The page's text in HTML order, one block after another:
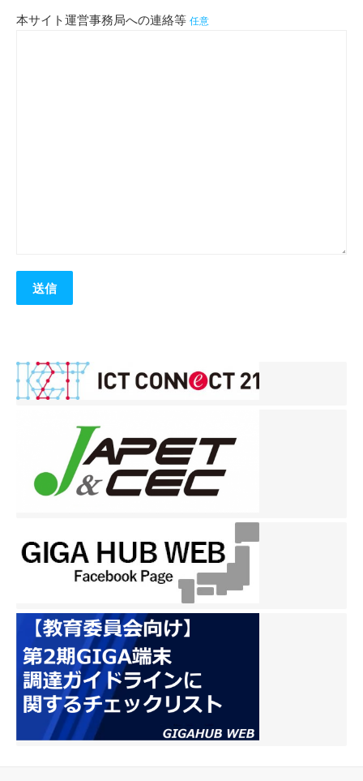
本サイト運営事務局への連絡等 任意